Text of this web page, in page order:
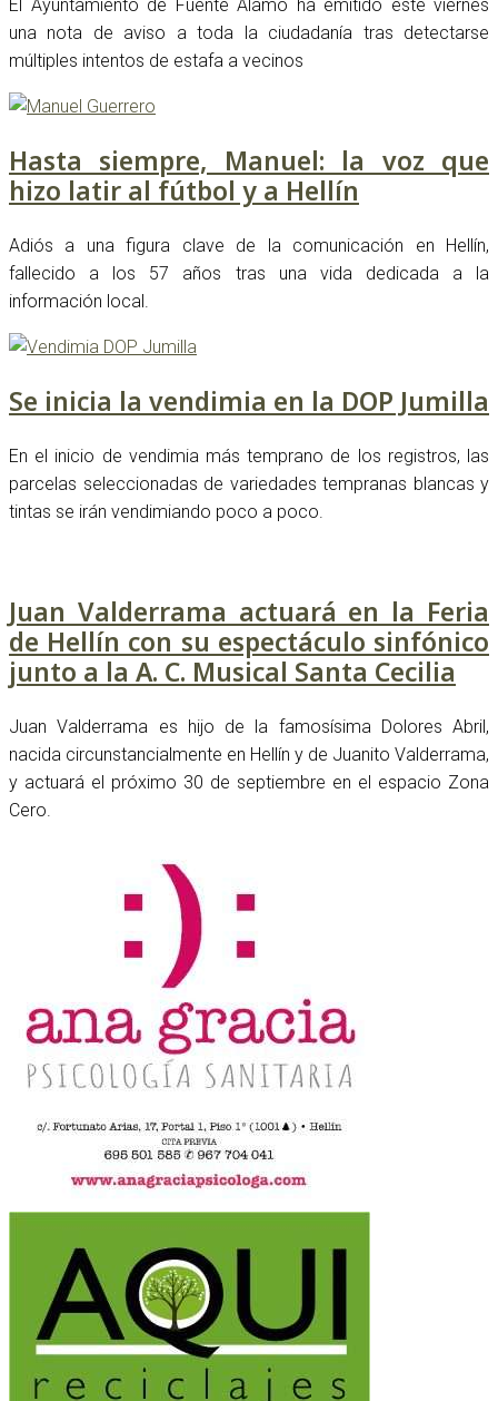
El Ayuntamiento de Fuente Álamo ha emitido este viernes
una nota de aviso a toda la ciudadanía tras detectarse
múltiples intentos de estafa a vecinos
Hasta siempre, Manuel: la voz que
hizo latir al fútbol y a Hellín
Adiós a una figura clave de la comunicación en Hellín,
fallecido a los 57 años tras una vida dedicada a la
información local.
Se inicia la vendimia en la DOP Jumilla
En el inicio de vendimia más temprano de los registros, las
parcelas seleccionadas de variedades tempranas blancas y
tintas se irán vendimiando poco a poco.
Juan Valderrama actuará en la Feria
de Hellín con su espectáculo sinfónico
junto a la A. C. Musical Santa Cecilia
Juan Valderrama es hijo de la famosísima Dolores Abril,
nacida circunstancialmente en Hellín y de Juanito Valderrama,
y actuará el próximo 30 de septiembre en el espacio Zona
Cero.